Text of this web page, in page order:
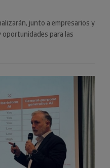
junto a empresarios y
oportunidades para las